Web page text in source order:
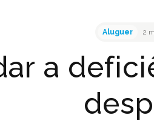
Aluguer 2
a